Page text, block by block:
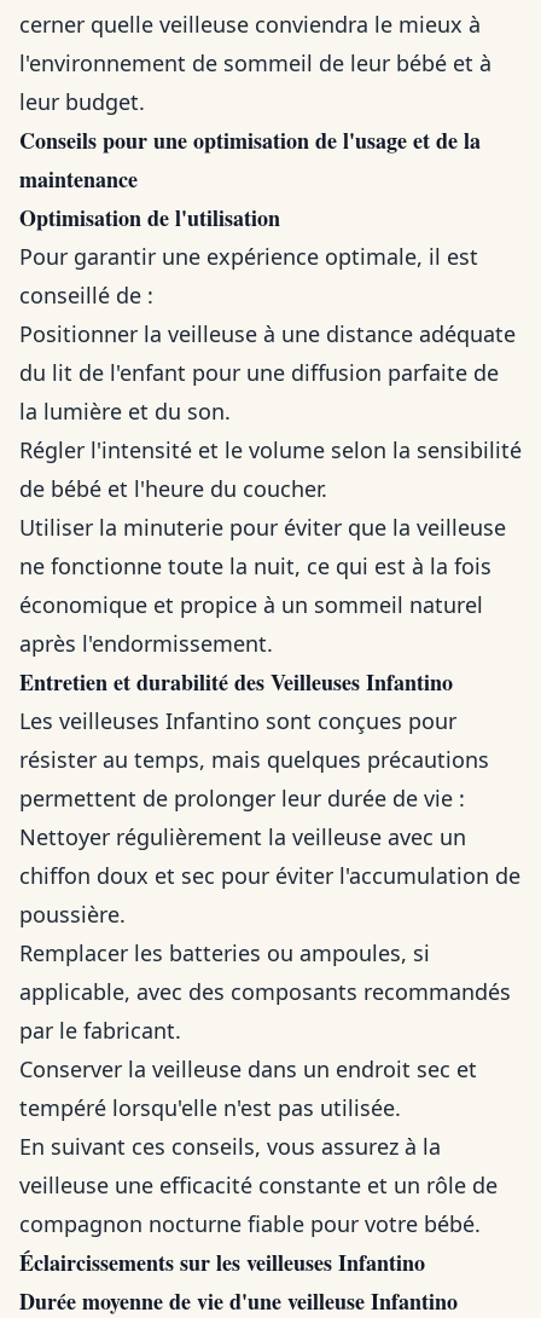
cerner quelle veilleuse conviendra le mieux à
l'environnement de sommeil de leur bébé et à
leur budget.
Conseils pour une optimisation de l'usage et de la
maintenance
Optimisation de l'utilisation
Pour garantir une expérience optimale, il est
conseillé de :
Positionner la veilleuse à une distance adéquate
du lit de l'enfant pour une diffusion parfaite de
la lumière et du son.
Régler l'intensité et le volume selon la sensibilité
de bébé et l'heure du coucher.
Utiliser la minuterie pour éviter que la veilleuse
ne fonctionne toute la nuit, ce qui est à la fois
économique et propice à un sommeil naturel
après l'endormissement.
Entretien et durabilité des Veilleuses Infantino
Les veilleuses Infantino sont conçues pour
résister au temps, mais quelques précautions
permettent de prolonger leur durée de vie :
Nettoyer régulièrement la veilleuse avec un
chiffon doux et sec pour éviter l'accumulation de
poussière.
Remplacer les batteries ou ampoules, si
applicable, avec des composants recommandés
par le fabricant.
Conserver la veilleuse dans un endroit sec et
tempéré lorsqu'elle n'est pas utilisée.
En suivant ces conseils, vous assurez à la
veilleuse une efficacité constante et un rôle de
compagnon nocturne fiable pour votre bébé.
Éclaircissements sur les veilleuses Infantino
Durée moyenne de vie d'une veilleuse Infantino